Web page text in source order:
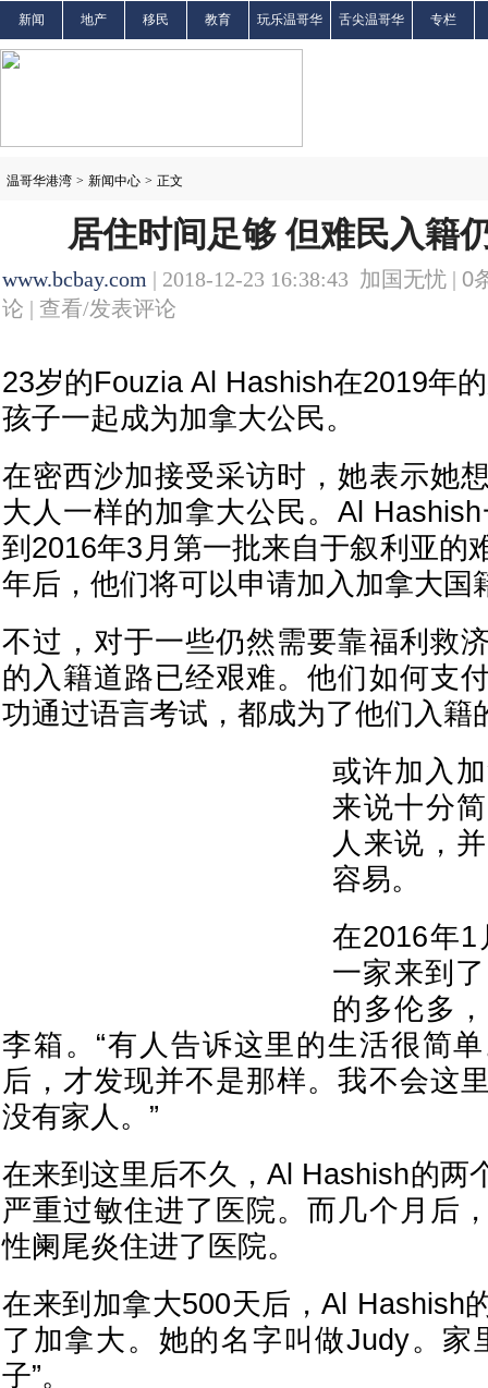
新闻 地产 移民 教育 玩乐温哥华 舌尖温哥华 专栏
温哥华港湾 > 新闻中心 > 正文
居住时间足够 但难民入籍
www.bcbay.com | 2018-12-23 16:38:43 加国无忧 | 0
论 | 查看/发表评论
23岁的Fouzia Al Hashish在2019年
孩子一起成为加拿大公民。
在密西沙加接受采访时，她表示她
大人一样的加拿大公民。Al
到2016年3月第一批来自于叙利亚的
年后，他们将可以申请加入加拿大国
不过，对于一些仍然需要靠福利救
的入籍道路已经艰难。他们如何支
功通过语言考试，都成为了他们入籍
或许加入
来说十分
人来说，
容易。
在2016年1
一家来到
的多伦多
李箱。“有人告诉这里的生活很简
后，才发现并不是那样。我不会这
没有家人。”
在来到这里后不久，Al Hashish的两
严重过敏住进了医院。而几个月后
性阑尾炎住进了医院。
在来到加拿大500天后，Al Hashish
了加拿大。她的名字叫做Judy。家
子”。